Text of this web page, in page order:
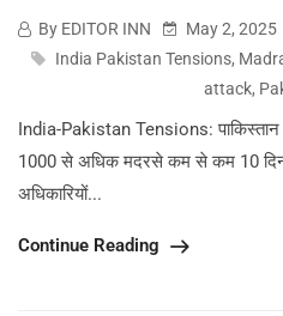
By EDITOR INN
May 2, 2025
India Pakistan Tensions,
attack,
India-Pakistan Tensions:
1000 से अधिक मदरसे कम से कम 10
अधिकारियों...
Continue Reading